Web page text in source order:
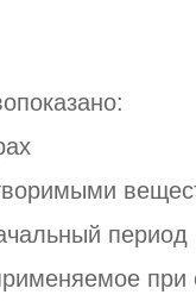
период
при